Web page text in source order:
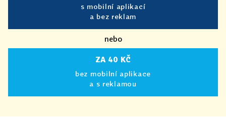
s mobilní aplikací
a bez reklam
nebo
ZA 40 KČ
bez mobilní aplikace
a s reklamou